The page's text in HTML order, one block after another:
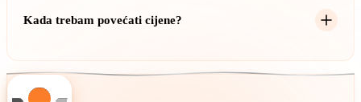
budžetima.
Kada trebam povećati cijene?
Povećavajte godišnje s inflacijom, kada potražnja premašuje
kapacitet, nakon novih vještina ili kada ste značajno ispod tržišta.